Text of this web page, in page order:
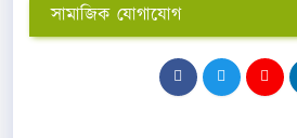
সামাজিক যোগাযোগ